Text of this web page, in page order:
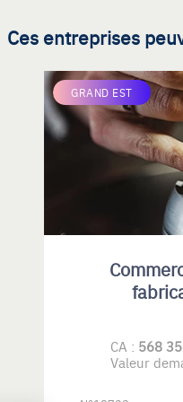
Ces entreprises
GRAND EST
CA : 568
Valeur